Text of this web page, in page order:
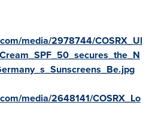
media/2978744/COSRX_Ul
media/2648141/COSRX_Lo